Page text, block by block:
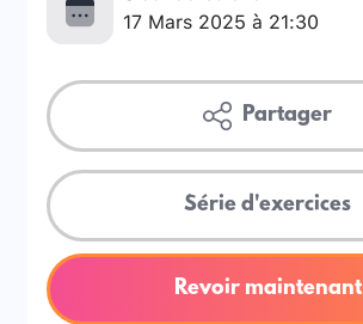
17 Mars 2025 à 21:30
Partager
Série d'exercices
Revoir maintenant